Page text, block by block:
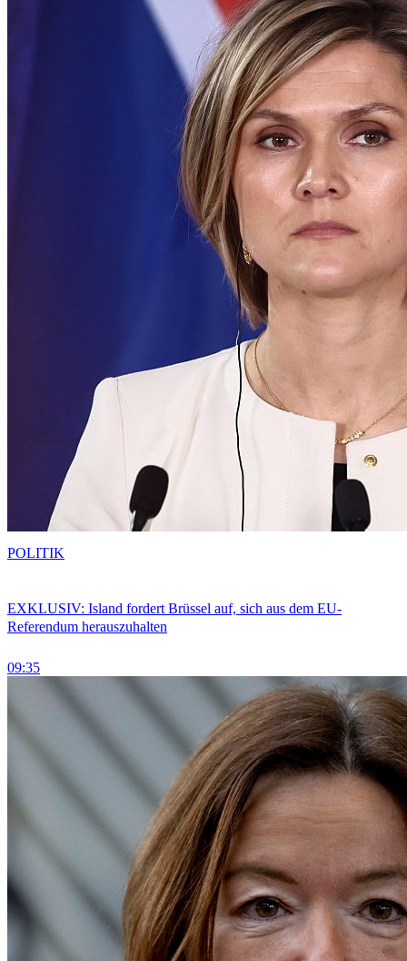
EXKLUSIV: Island fordert Brüssel auf, sich aus dem EU-
Referendum herauszuhalten
09:35
POLITIK